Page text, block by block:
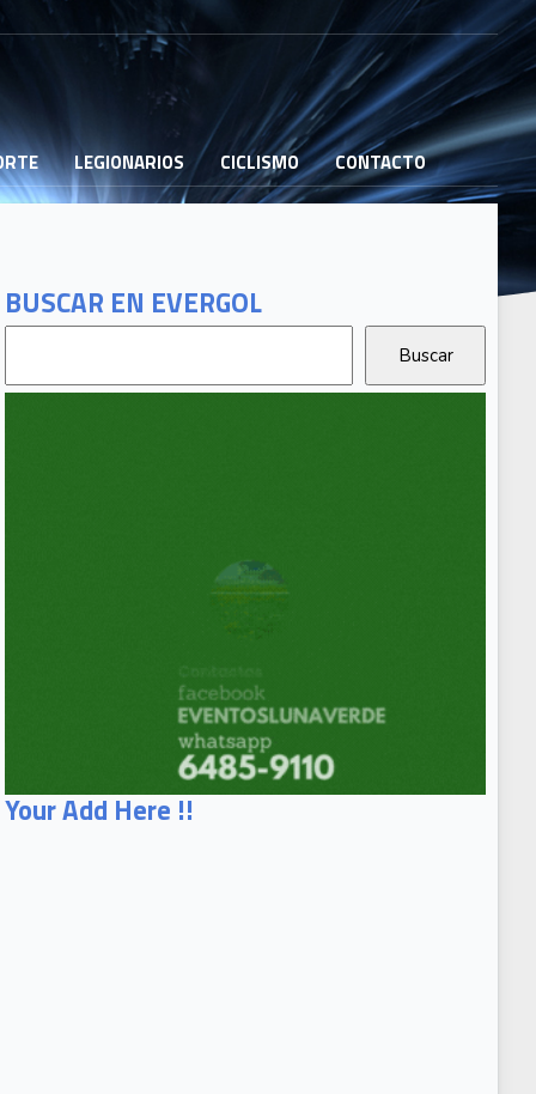
LEGIONARIOS CICLISMO CONTACTO
BUSCAR EN EVERGOL
Your Add Here !!